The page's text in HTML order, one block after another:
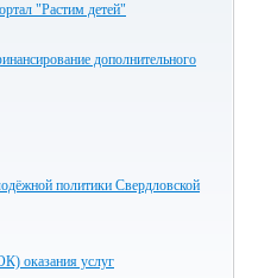
"Растим детей"
дополнительного
политики Свердловской
оказания услуг